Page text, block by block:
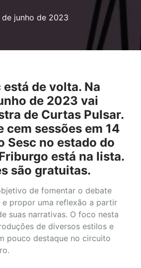
de junho de 2023
está de volta. Na
de 2023 vai
de Curtas Pulsar.
cem sessões em 14
Sesc no estado do
está na lista.
são gratuitas.
de fomentar o debate
e propor uma reflexão a partir
suas narrativas. O foco nesta
de diversos estilos e
pouco destaque no circuito